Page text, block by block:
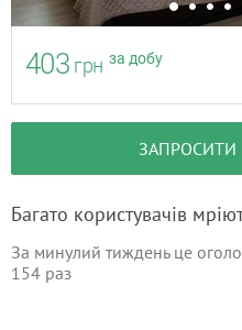
403 грн за добу
Багато користувачів
За минулий тиждень це
154 раз